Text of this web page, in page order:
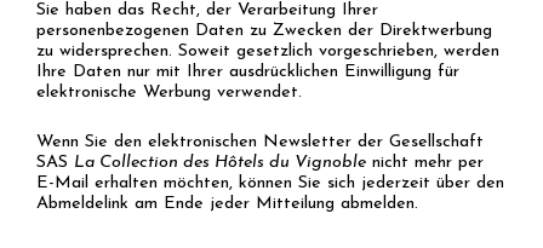
Sie haben das Recht, der Verarbeitung Ihrer
personenbezogenen Daten zu Zwecken der Direktwerbung
zu widersprechen. Soweit gesetzlich vorgeschrieben, werden
Ihre Daten nur mit Ihrer ausdrücklichen Einwilligung für
elektronische Werbung verwendet.
Wenn Sie den elektronischen Newsletter der Gesellschaft
SAS La Collection des Hôtels du Vignoblenicht mehr per
E-Mail erhalten möchten, können Sie sich jederzeit über den
Abmeldelink am Ende jeder Mitteilung abmelden.